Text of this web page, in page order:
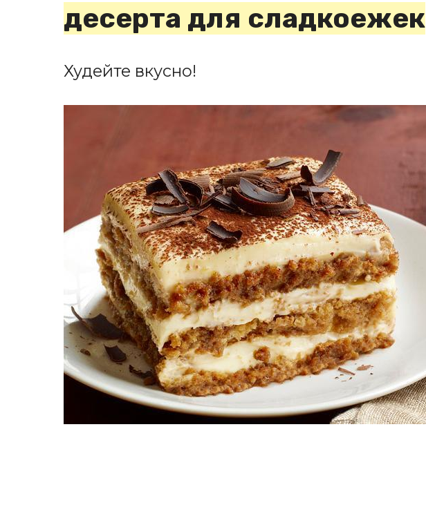
десерта для сладкоежек
Худейте вкусно!